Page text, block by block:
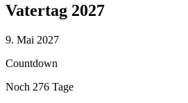
Vatertag 2027
9. Mai 2027
Countdown
Noch 276 Tage